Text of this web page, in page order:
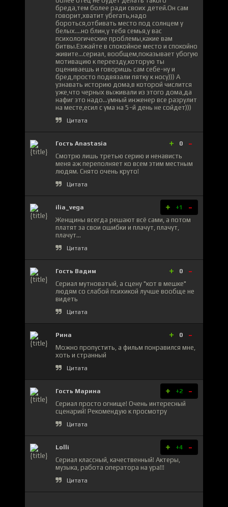
бреда,тем более ради своих детей.Он сам
говорит,хватит убегать,надо
бороться,отбивать место под солнцем у
белых....но блин,у тебя семья,у вас
психологические проблемы,какие вам
битвы.Езжайте в спокойное место и спокойно
живите...сериал, вообщем,показывает убогую
мотивацию к переезду,которую ты
оцениваешь и говоришь сам себе-ну и
бред,просто подвязали пятку к носу))) А
узнавать историю дома,в которой числится
уже,что черных выживали из этого дома,да
нафиг это надо...умный инженер все разрулит
на месте,есил с ума на 5-й день не сойдет)))
Цитата
Гость Anastasia + 0 -
Смотрю лишь третью серию и ненависть
меня аж переполняет ко всем этим местным
людям. Снято очень круто!
Цитата
ilia_vega + +1 -
Женщины всегда решают всё сами, а потом
платят за свои ошибки и плачут, плачут,
плачут...
Цитата
Гость Вадим + 0 -
Сериал мутноватый, а сцену "кот в мешке"
людям со слабой психикой лучше вообще не
видеть
Цитата
Рина + 0 -
Можно пропустить, а фильм понравился мне,
хоть и странный
Цитата
Гость Марина + +2 -
Сериал просто огнище! Очень интересный
сценарий! Рекомендую к просмотру
Цитата
Lolli + +4 -
Сериал классный, качественный! Актеры,
музыка, работа оператора на ура!!!
Цитата